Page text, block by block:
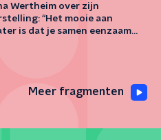
Wertheim over zijn
“Het mooie aan
is dat je samen eenzaam
Meer fragmenten